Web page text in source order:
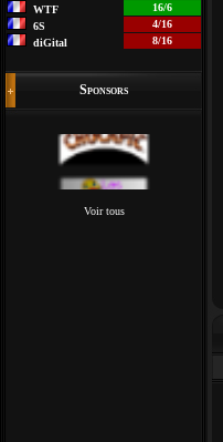
WTF
16/6
6S
4/16
diGital
8/16
Sponsors
Voir tous